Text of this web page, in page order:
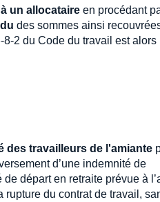
un allocataire en procédant
des sommes ainsi
2 du Code du travail est alors
des travailleurs de l'amiante
d’une indemnité de
départ en retraite prévue à
rupture du contrat de travail,